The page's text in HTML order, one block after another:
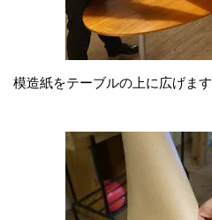
模造紙をテーブルの上に広げます